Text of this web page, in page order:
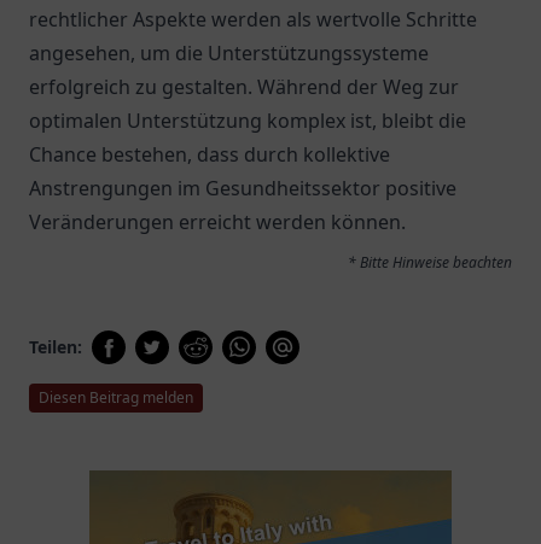
rechtlicher Aspekte werden als wertvolle Schritte
angesehen, um die Unterstützungssysteme
erfolgreich zu gestalten. Während der Weg zur
optimalen Unterstützung komplex ist, bleibt die
Chance bestehen, dass durch kollektive
Anstrengungen im Gesundheitssektor positive
Veränderungen erreicht werden können.
* Bitte Hinweise beachten
Teilen:
Diesen Beitrag melden